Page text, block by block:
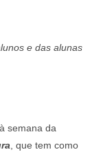
e das alunas
semana da
, que tem como